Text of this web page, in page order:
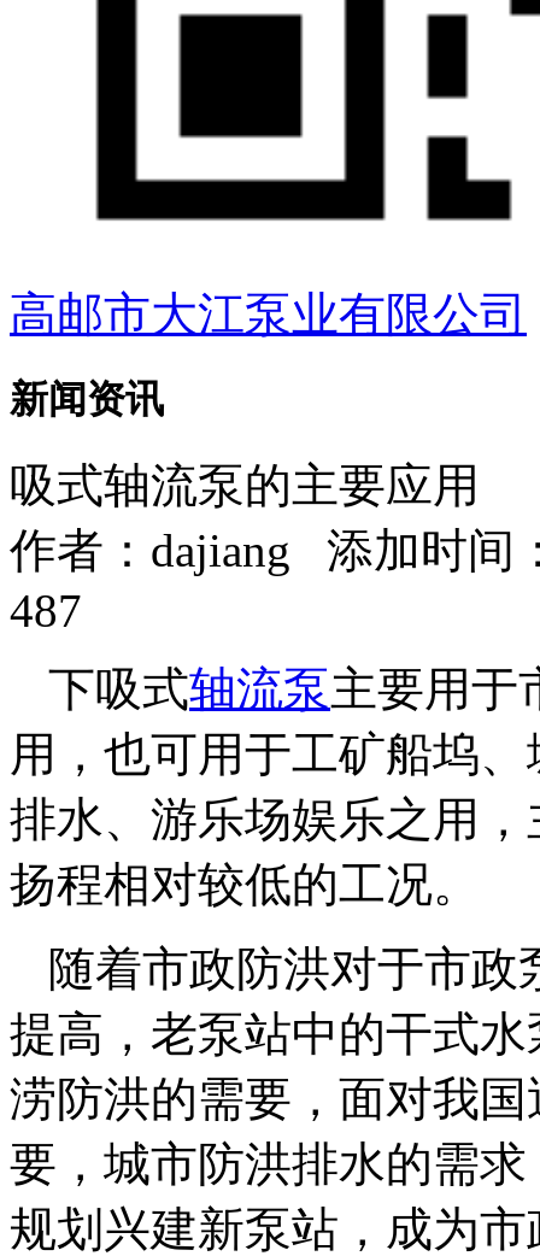
高邮市大江泵业有限公司
新闻资讯
吸式轴流泵的主要应用
作者： dajiang 添加时间
487
下吸式轴流泵主要用于
用，也可用于工矿船坞
排水、游乐场娱乐之用
扬程相对较低的工况。
随着市政防洪对于市
提高，老泵站中的干式
涝防洪的需要，面对我
要，城市防洪排水的需
规划兴建新泵站，成为